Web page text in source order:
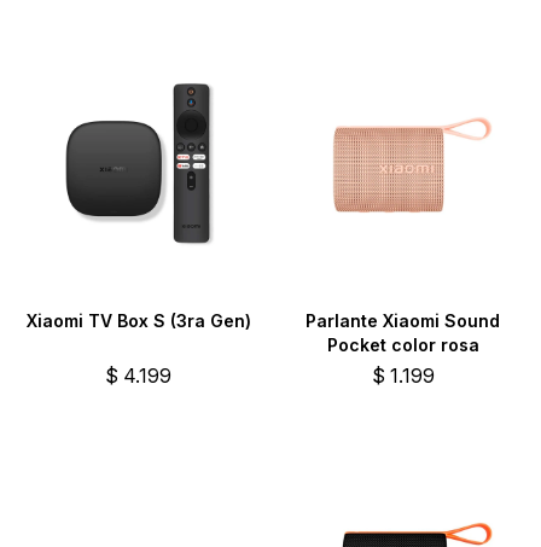
Xiaomi TV Box S (3ra Gen)
$ 4.199
Parlante Xiaomi Sound
Pocket color rosa
$ 1.199